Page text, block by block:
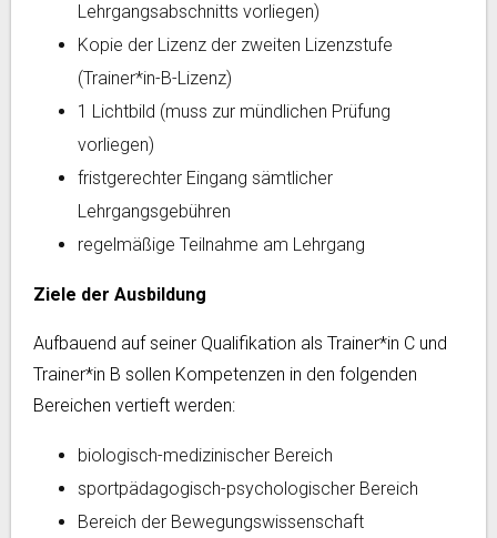
Lehrgangsabschnitts vorliegen)
Kopie der Lizenz der zweiten Lizenzstufe
(Trainer*in-B-Lizenz)
1 Lichtbild (muss zur mündlichen Prüfung
vorliegen)
fristgerechter Eingang sämtlicher
Lehrgangsgebühren
regelmäßige Teilnahme am Lehrgang
Ziele der Ausbildung
Aufbauend auf seiner Qualifikation als Trainer*in C und
Trainer*in B sollen Kompetenzen in den folgenden
Bereichen vertieft werden:
biologisch-medizinischer Bereich
sportpädagogisch-psychologischer Bereich
Bereich der Bewegungswissenschaft